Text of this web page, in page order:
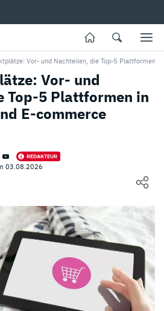
Vor- und Nachteilen, die Top-5 Plattformen
Vor- und
Top-5 Plattformen in
E-commerce
REDAKTEUR
03.08.2026